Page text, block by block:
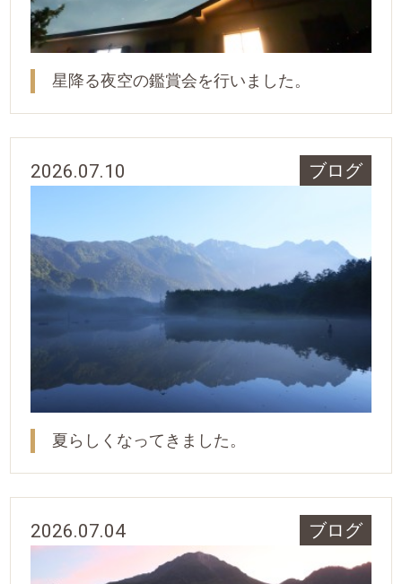
星降る夜空の鑑賞会を行いました。
2026.07.10 ブログ
夏らしくなってきました。
2026.07.04 ブログ